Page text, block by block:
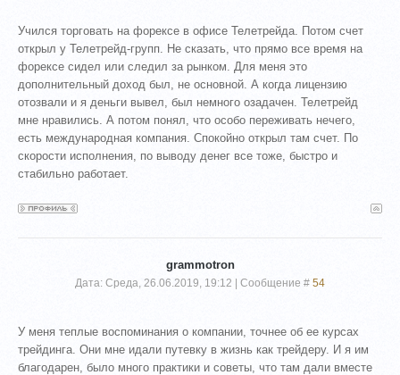
Учился торговать на форексе в офисе Телетрейда. Потом счет
открыл у Телетрейд-групп. Не сказать, что прямо все время на
форексе сидел или следил за рынком. Для меня это
дополнительный доход был, не основной. А когда лицензию
отозвали и я деньги вывел, был немного озадачен. Телетрейд
мне нравились. А потом понял, что особо переживать нечего,
есть международная компания. Спокойно открыл там счет. По
скорости исполнения, по выводу денег все тоже, быстро и
стабильно работает.
grammotron
Дата: Среда, 26.06.2019, 19:12 | Сообщение # 54
У меня теплые воспоминания о компании, точнее об ее курсах
трейдинга. Они мне идали путевку в жизнь как трейдеру. И я им
благодарен, было много практики и советы, что там дали вместе